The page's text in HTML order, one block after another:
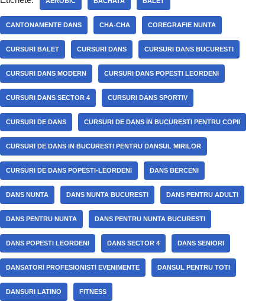
CANTONAMENTE DANS CHA-CHA COREGRAFIE NUNTA
CURSURI BALET CURSURI DANS CURSURI DANS BUCURESTI
CURSURI DANS MODERN CURSURI DANS POPESTI LEORDENI
CURSURI DANS SECTOR 4 CURSURI DANS SPORTIV
CURSURI DE DANS CURSURI DE DANS IN BUCURESTI PENTRU COPII
CURSURI DE DANS IN BUCURESTI PENTRU DANSUL MIRILOR
CURSURI DE DANS POPESTI-LEORDENI DANS BERCENI
DANS NUNTA DANS NUNTA BUCURESTI DANS PENTRU ADULTI
DANS PENTRU NUNTA DANS PENTRU NUNTA BUCURESTI
DANS POPESTI LEORDENI DANS SECTOR 4 DANS SENIORI
DANSATORI PROFESIONISTI EVENIMENTE DANSUL PENTRU TOTI
DANSURI LATINO FITNESS